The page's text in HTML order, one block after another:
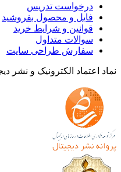
درخواست تدریس
فایل و محصول بفروشید
قوانین و شرایط خرید
سوالات متداول
سفارش طراحی سایت
اعتماد الکترونیک و نشر دیجیتال